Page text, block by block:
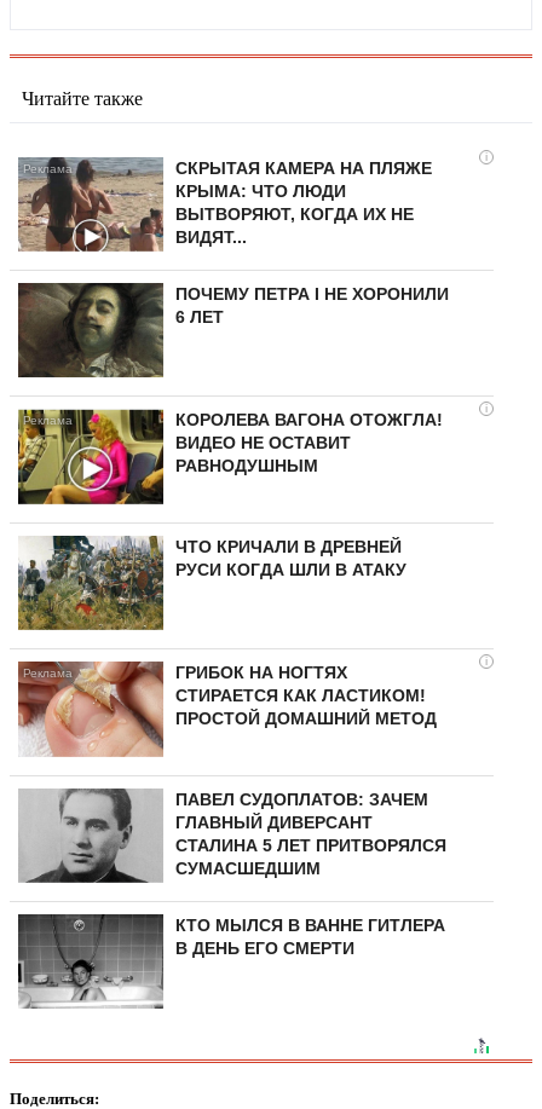
Читайте также
i
СКРЫТАЯ КАМЕРА НА ПЛЯЖЕ
КРЫМА: ЧТО ЛЮДИ
ВЫТВОРЯЮТ, КОГДА ИХ НЕ
ВИДЯТ...
ПОЧЕМУ ПЕТРА I НЕ ХОРОНИЛИ
6 ЛЕТ
i
КОРОЛЕВА ВАГОНА ОТОЖГЛА!
ВИДЕО НЕ ОСТАВИТ
РАВНОДУШНЫМ
ЧТО КРИЧАЛИ В ДРЕВНЕЙ
РУСИ КОГДА ШЛИ В АТАКУ
i
ГРИБОК НА НОГТЯХ
СТИРАЕТСЯ КАК ЛАСТИКОМ!
ПРОСТОЙ ДОМАШНИЙ МЕТОД
ПАВЕЛ СУДОПЛАТОВ: ЗАЧЕМ
ГЛАВНЫЙ ДИВЕРСАНТ
СТАЛИНА 5 ЛЕТ ПРИТВОРЯЛСЯ
СУМАСШЕДШИМ
КТО МЫЛСЯ В ВАННЕ ГИТЛЕРА
В ДЕНЬ ЕГО СМЕРТИ
Поделиться: